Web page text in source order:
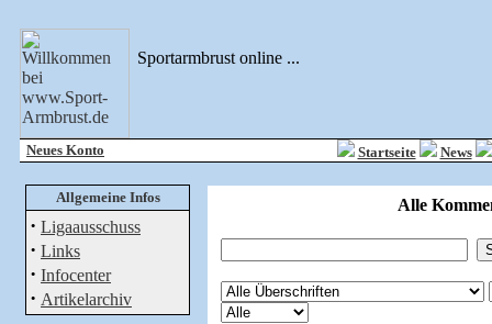
Sportarmbrust online ...
Neues Konto Startseite News
Allgemeine Infos
· Ligaausschuss
· Links
· Infocenter
· Artikelarchiv
Alle